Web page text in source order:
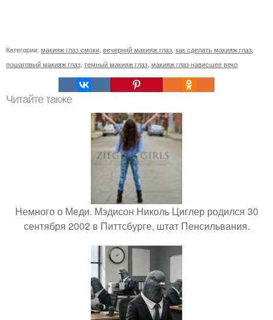
Категории: макияж глаз смоки вечерний макияж глаз как сделать макияж глаз
пошаговый макияж глаз темный макияж глаз макияж глаз нависшее веко
Читайте также
Немного о Меди. Мэдисон Николь Циглер родился 30
сентября 2002 в Питтсбурге, штат Пенсильвания.